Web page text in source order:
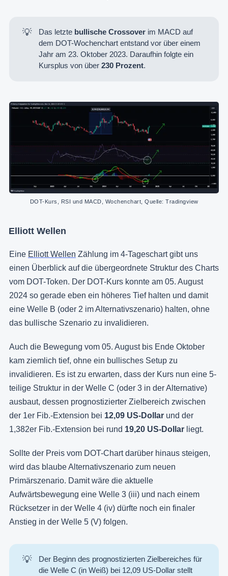
💡 Das letzte bullische Crossover im MACD auf
dem DOT-Wochenchart entstand vor über einem
Jahr am 23. Oktober 2023. Daraufhin folgte ein
Kursplus von über230 Prozent.
DOT-Kurs, RSI und MACD, Wochenchart, Quelle: Tradingview
Elliott Wellen
Eine Elliott Wellen Zählung im 4-Tageschart gibt uns
einen Überblick auf die übergeordnete Struktur des Charts
vom DOT-Token. Der DOT-Kurs konnte am 05. August
2024 so gerade eben ein höheres Tief halten und damit
eine Welle B (oder 2 im Alternativszenario) halten, ohne
das bullische Szenario zu invalidieren.
Auch die Bewegung vom 05. August bis Ende Oktober
kam ziemlich tief, ohne ein bullisches Setup zu
invalidieren. Es ist zu erwarten, dass der Kurs nun eine 5-
teilige Struktur in der Welle C (oder 3 in der Alternative)
ausbaut, dessen prognostizierter Zielbereich zwischen
der 1er Fib.-Extension bei 12,09 US-Dollar und der
1,382er Fib.-Extension bei rund 19,20 US-Dollar liegt.
Sollte der Preis vom DOT-Chart darüber hinaus steigen,
wird das blaube Alternativszenario zum neuen
Primärszenario. Damit wäre die aktuelle
Aufwärtsbewegung eine Welle 3 (iii) und nach einem
Rücksetzer in der Welle 4 (iv) dürfte noch ein finaler
Anstieg in der Welle 5 (V) folgen.
💡
Der Beginn des prognostizierten Zielbereiches für
die Welle C (in Weiß) bei 12,09 US-Dollar stellt